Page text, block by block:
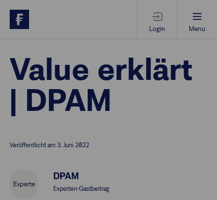
Login Menu
Beratungs-Tools
Anlagethemen
Ansprechpartner
Value erklärt
| DPAM
Veröffentlicht am 3. Juni 2022
DPAM
Experten-Gastbeitrag